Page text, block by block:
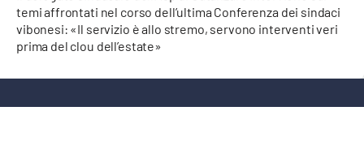
LACPLAY.IT
LACTV.IT
LACONAIR.IT
temi affrontati nel corso dell’ultima Conferenza dei sindaci
vibonesi: «Il servizio è allo stremo, servono interventi veri
prima del clou dell’estate»